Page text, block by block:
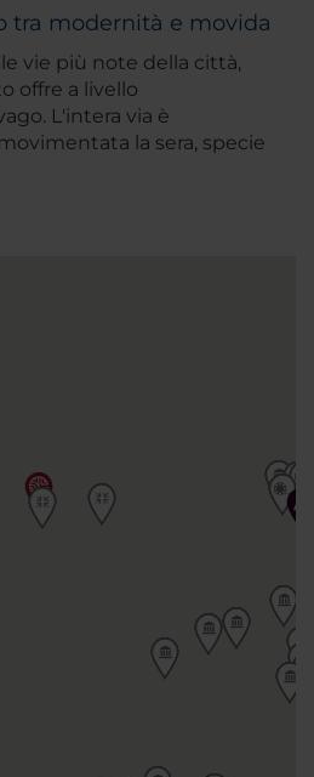
tra modernità e movida
vie più note della città,
offre a livello
L'intera via è
la sera, specie